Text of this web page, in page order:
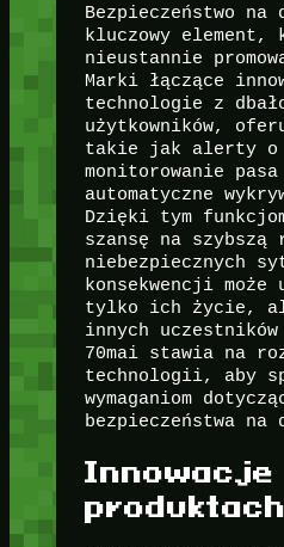
Bezpieczeństwo na
kluczowy
nieustannie
Marki łączące
technologie z
użytkowników,
takie jak alerty
monitorowanie
automatyczne
Dzięki tym
szansę na szybszą
niebezpiecznych
konsekwencji może
tylko ich życie,
innych
70mai stawia na
technologii, aby
wymaganiom
bezpieczeństwa na
Innowacje